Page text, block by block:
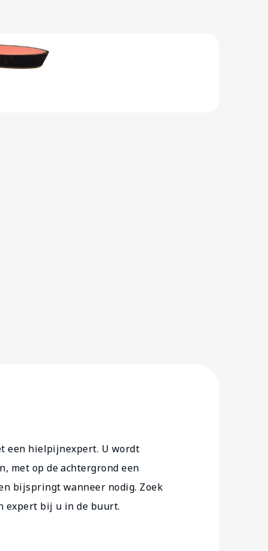
een hielpijnexpert. U wordt
met op de achtergrond een
bijspringt wanneer nodig. Zoek
expert bij u in de buurt.